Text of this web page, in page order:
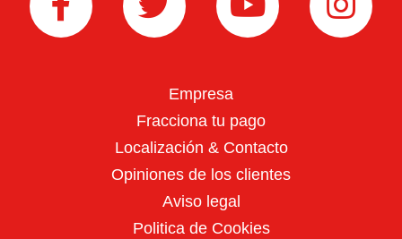
Empresa
Fracciona tu pago
Localización & Contacto
Opiniones de los clientes
Aviso legal
Politica de Cookies